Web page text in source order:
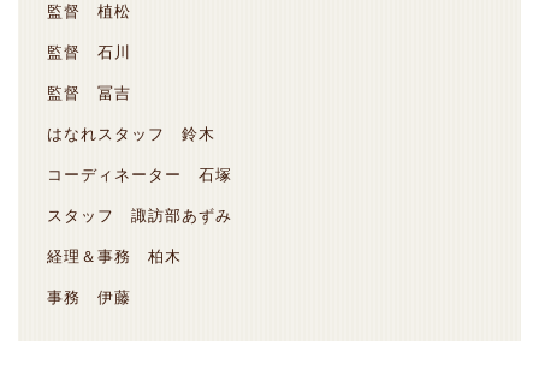
監督 植松
監督 石川
監督 冨吉
はなれスタッフ 鈴木
コーディネーター 石塚
スタッフ 諏訪部あずみ
経理＆事務 柏木
事務 伊藤